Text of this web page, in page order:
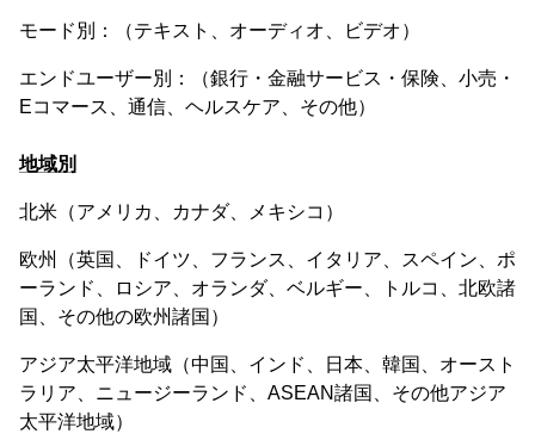
モード別：（テキスト、オーディオ、ビデオ）
エンドユーザー別：（銀行・金融サービス・保険、小売・
Eコマース、通信、ヘルスケア、その他）
地域別
北米（アメリカ、カナダ、メキシコ）
欧州（英国、ドイツ、フランス、イタリア、スペイン、ポ
ーランド、ロシア、オランダ、ベルギー、トルコ、北欧諸
国、その他の欧州諸国）
アジア太平洋地域（中国、インド、日本、韓国、オースト
ラリア、ニュージーランド、ASEAN諸国、その他アジア
太平洋地域）